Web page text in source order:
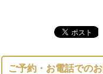
ご予約・お電話での